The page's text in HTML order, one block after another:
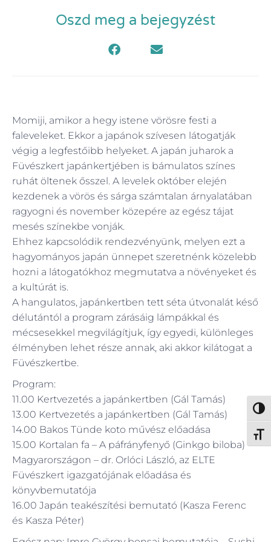
Oszd meg a bejegyzést
Momiji, amikor a hegy istene vörösre festi a
faleveleket. Ekkor a japánok szívesen látogatják
végig a legfestőibb helyeket. A japán juharok a
Füvészkert japánkertjében is bámulatos színes
ruhát öltenek ősszel. A levelek október elején
kezdenek a vörös és sárga számtalan árnyalatában
ragyogni és november közepére az egész tájat
mesés színekbe vonják.
Ehhez kapcsolódik rendezvényünk, melyen ezt a
hagyományos japán ünnepet szeretnénk közelebb
hozni a látogatókhoz megmutatva a növényeket és
a kultúrát is.
A hangulatos, japánkertben tett séta útvonalát késő
délutántól a program zárásáig lámpákkal és
mécsesekkel megvilágítjuk, így egyedi, különleges
élményben lehet része annak, aki akkor kilátogat a
Füvészkertbe.
Program:
11.00 Kertvezetés a japánkertben (Gál Tamás)
13.00 Kertvezetés a japánkertben (Gál Tamás)
14.00 Bakos Tünde koto művész előadása
15.00 Kortalan fa – A páfrányfenyő (Ginkgo biloba)
Magyarországon – dr. Orlóci László, az ELTE
Füvészkert igazgatójának előadása és
könyvbemutatója
16.00 Japán teakészítési bemutató (Kasza Ferenc
és Kasza Péter)